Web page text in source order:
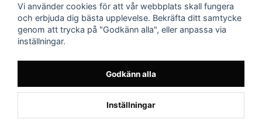
Lådritning
Om oss
Vi använder cookies för att vår webbplats skall fungera
och erbjuda dig bästa upplevelse. Bekräfta ditt samtycke
genom att trycka på "Godkänn alla", eller anpassa via
inställningar.
Godkänn alla
Inställningar